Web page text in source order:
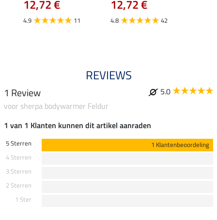
12,72 €
4.9 11
12,72 €
4.8 42
REVIEWS
1 Review
5.0
voor sherpa bodywarmer Feldur
1 van 1 Klanten kunnen dit artikel aanraden
5 Sterren
1 Klantenbeoordeling
4 Sterren
3 Sterren
2 Sterren
1 Ster